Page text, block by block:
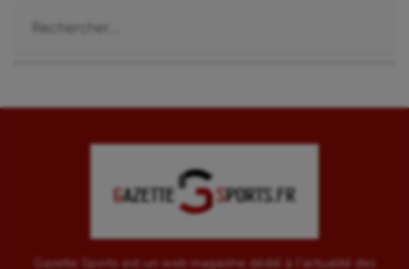
Gazette Sports est un web magazine dédié à l'actualité des